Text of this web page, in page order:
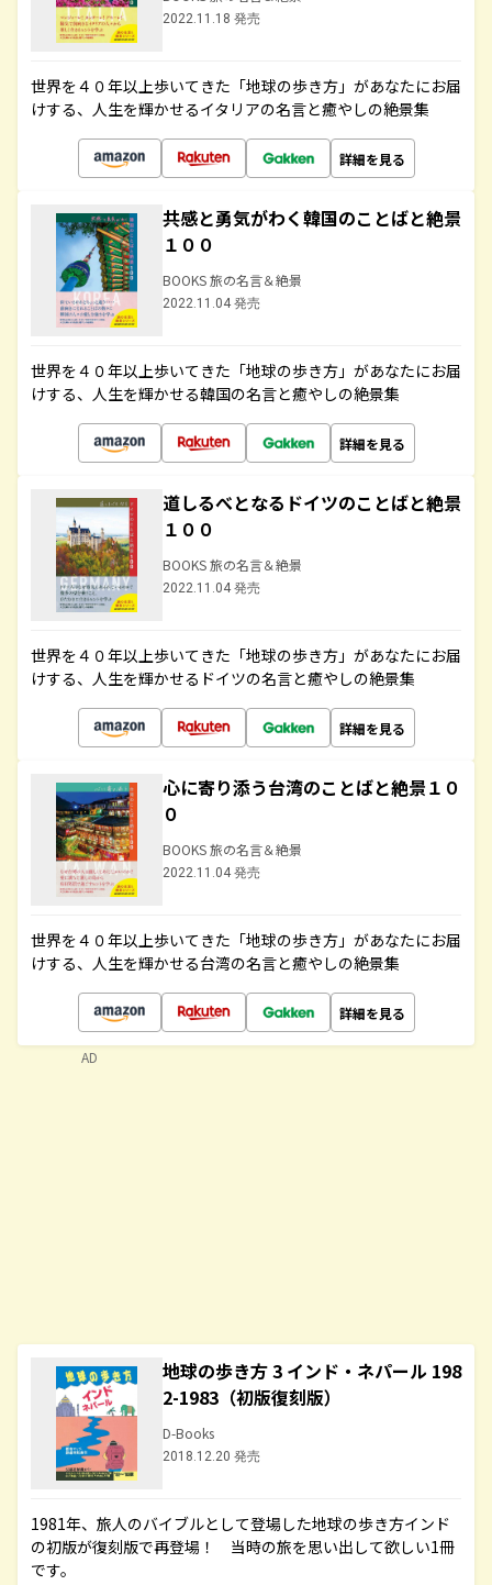
2022.11.18 発売
世界を４０年以上歩いてきた「地球の歩き方」があなたにお届
けする、人生を輝かせるイタリアの名言と癒やしの絶景集
詳細を見る
共感と勇気がわく韓国のことばと絶景
１００
BOOKS 旅の名言＆絶景
2022.11.04 発売
世界を４０年以上歩いてきた「地球の歩き方」があなたにお届
けする、人生を輝かせる韓国の名言と癒やしの絶景集
詳細を見る
道しるべとなるドイツのことばと絶景
１００
BOOKS 旅の名言＆絶景
2022.11.04 発売
世界を４０年以上歩いてきた「地球の歩き方」があなたにお届
けする、人生を輝かせるドイツの名言と癒やしの絶景集
詳細を見る
心に寄り添う台湾のことばと絶景１０
０
BOOKS 旅の名言＆絶景
2022.11.04 発売
世界を４０年以上歩いてきた「地球の歩き方」があなたにお届
けする、人生を輝かせる台湾の名言と癒やしの絶景集
詳細を見る
地球の歩き方 3 インド・ネパール 198
2-1983（初版復刻版）
D-Books
2018.12.20 発売
1981年、旅人のバイブルとして登場した地球の歩き方インド
の初版が復刻版で再登場！ 当時の旅を思い出して欲しい1冊
です。
AD